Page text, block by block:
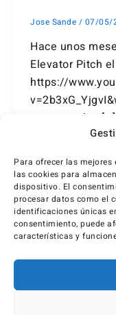
Para ofrecer las
las cookies para
dispositivo. El
procesar datos como el
identificaciones únicas
consentimiento, puede
características y
Jose Sande / 07/05/
Hace unos
Elevator Pitch
https://
presentar los […]